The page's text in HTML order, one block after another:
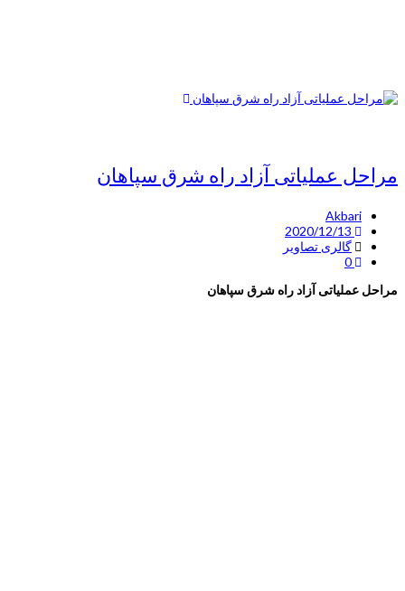
مراحل عملیاتی آزاد راه شرق سپاهان
Akbari
گالری تصاویر
مراحل عملیاتی آزاد راه شرق سپاهان